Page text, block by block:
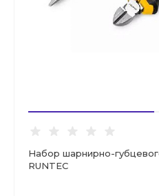
Набор шарнирно-
RUNTEC